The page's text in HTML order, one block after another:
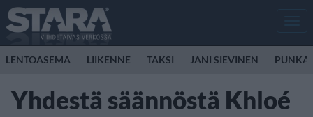
LENTOASEMA LIIKENNE TAKSI JANI SIEVINEN
Yhdestä säännöstä Khloé